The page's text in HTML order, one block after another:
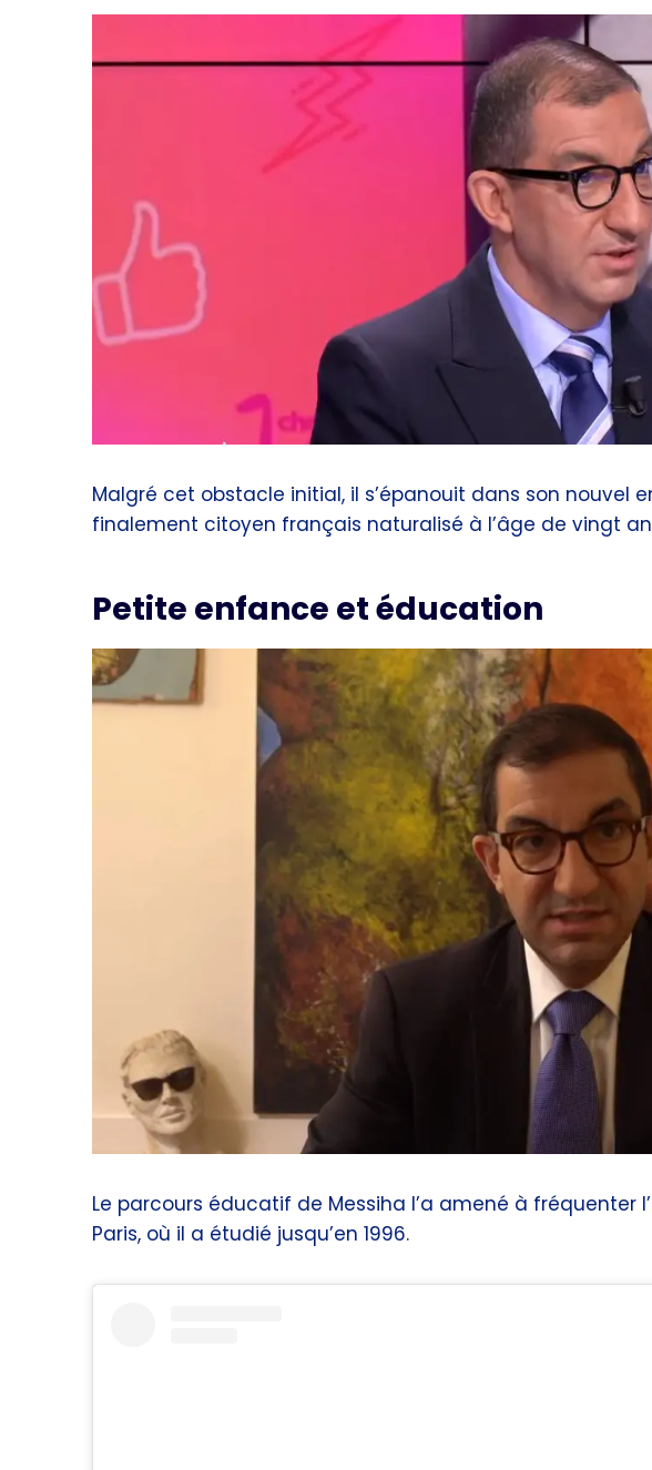
Malgré cet obstacle initial, il s’épanouit dans son nouvel
finalement citoyen français naturalisé à l’âge de vingt
Petite enfance et éducation
Le parcours éducatif de Messiha l’a amené à fréquenter
Paris, où il a étudié jusqu’en 1996.